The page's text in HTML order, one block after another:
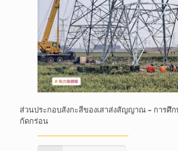
ส่วนประกอบสังกะสีของเสาส่งสัญญาณ – การศึ
กัดกร่อน